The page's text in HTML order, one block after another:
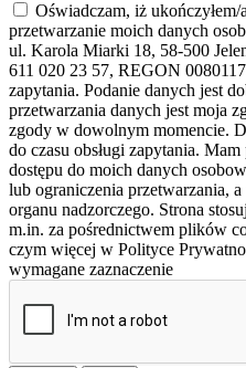
Oświadczam, iż
przetwarzanie moich danych
ul. Karola Miarki 18, 58-500
611 020 23 57, REGON
zapytania. Podanie danych jest
przetwarzania danych jest moja
zgody w dowolnym momencie.
do czasu obsługi zapytania.
dostępu do moich danych
lub ograniczenia przetwarzania,
organu nadzorczego. Strona
m.in. za pośrednictwem plików
czym więcej w Polityce
wymagane zaznaczenie